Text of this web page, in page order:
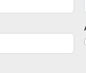
(carrelage, peinture,
personnes).